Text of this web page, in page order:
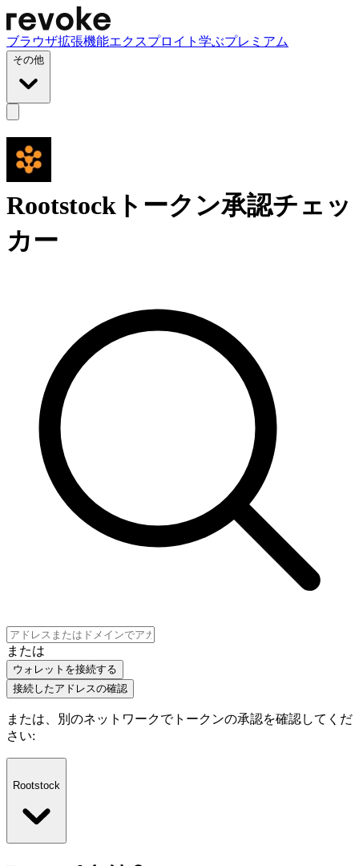
ブラウザ拡張機能エクスプロイト 学ぶプレミアム
その他
Rootstockトークン承認チェッ
カー
または
ウォレットを接続する
接続したアドレスの確認
または、別のネットワークでトークンの承認を確認してくだ
さい:
Rootstock